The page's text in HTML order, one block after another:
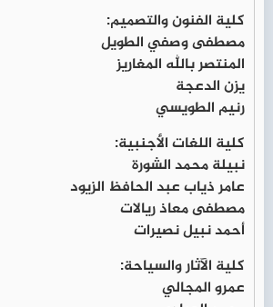
كلية الفنون والتصميم:
مصطفى وصفي الطويل
المنتصر بالله المغاريز
يزن الدعجة
رنيم الطويسي
كلية اللغات الأجنبية:
نبيلة محمد الشورة
عامر ذياب عبد الحافظ الزيود
مصطفى معاذ ريالات
أحمد نبيل نصيرات
كلية الآثار والسياحة:
عمرو المجالي